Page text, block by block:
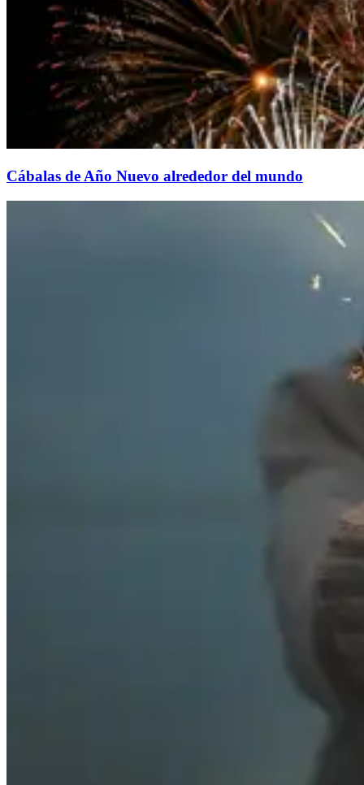
Cábalas de Año Nuevo alrededor del mundo